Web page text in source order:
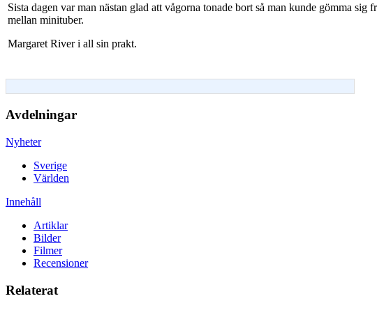
Sista dagen var man nästan glad att vågorna tonade bort så man kunde gömma
mellan minituber.
Margaret River i all sin prakt.
Avdelningar
Nyheter
Sverige
Världen
Innehåll
Artiklar
Bilder
Filmer
Recensioner
Relaterat